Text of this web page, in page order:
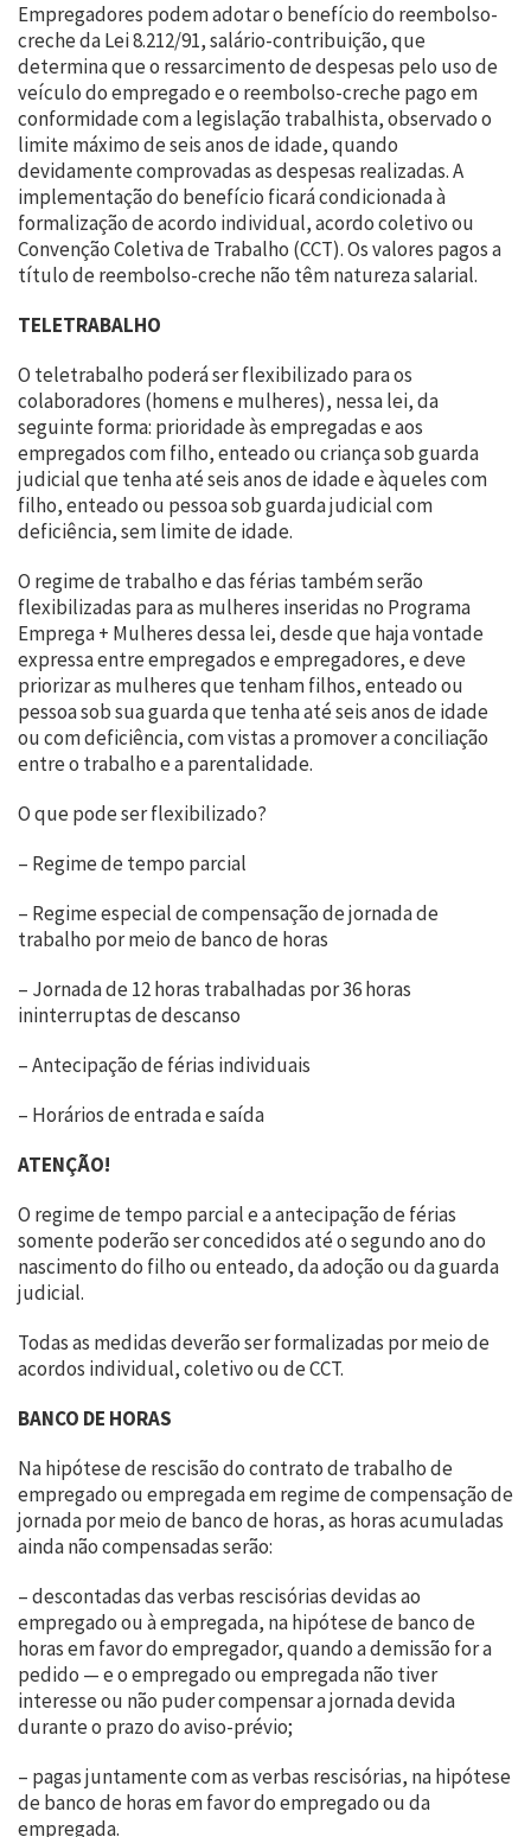
Empregadores podem adotar o benefício do reembolso-
creche da Lei 8.212/91, salário-contribuição, que
determina que o ressarcimento de despesas pelo uso de
veículo do empregado e o reembolso-creche pago em
conformidade com a legislação trabalhista, observado o
limite máximo de seis anos de idade, quando
devidamente comprovadas as despesas realizadas. A
implementação do benefício ficará condicionada à
formalização de acordo individual, acordo coletivo ou
Convenção Coletiva de Trabalho (CCT). Os valores pagos a
título de reembolso-creche não têm natureza salarial.
TELETRABALHO
O teletrabalho poderá ser flexibilizado para os
colaboradores (homens e mulheres), nessa lei, da
seguinte forma: prioridade às empregadas e aos
empregados com filho, enteado ou criança sob guarda
judicial que tenha até seis anos de idade e àqueles com
filho, enteado ou pessoa sob guarda judicial com
deficiência, sem limite de idade.
O regime de trabalho e das férias também serão
flexibilizadas para as mulheres inseridas no Programa
Emprega + Mulheres dessa lei, desde que haja vontade
expressa entre empregados e empregadores, e deve
priorizar as mulheres que tenham filhos, enteado ou
pessoa sob sua guarda que tenha até seis anos de idade
ou com deficiência, com vistas a promover a conciliação
entre o trabalho e a parentalidade.
O que pode ser flexibilizado?
– Regime de tempo parcial
– Regime especial de compensação de jornada de
trabalho por meio de banco de horas
– Jornada de 12 horas trabalhadas por 36 horas
ininterruptas de descanso
– Antecipação de férias individuais
– Horários de entrada e saída
ATENÇÃO!
O regime de tempo parcial e a antecipação de férias
somente poderão ser concedidos até o segundo ano do
nascimento do filho ou enteado, da adoção ou da guarda
judicial.
Todas as medidas deverão ser formalizadas por meio de
acordos individual, coletivo ou de CCT.
BANCO DE HORAS
Na hipótese de rescisão do contrato de trabalho de
empregado ou empregada em regime de compensação de
jornada por meio de banco de horas, as horas acumuladas
ainda não compensadas serão:
– descontadas das verbas rescisórias devidas ao
empregado ou à empregada, na hipótese de banco de
horas em favor do empregador, quando a demissão for a
pedido — e o empregado ou empregada não tiver
interesse ou não puder compensar a jornada devida
durante o prazo do aviso-prévio;
– pagas juntamente com as verbas rescisórias, na hipótese
de banco de horas em favor do empregado ou da
empregada.